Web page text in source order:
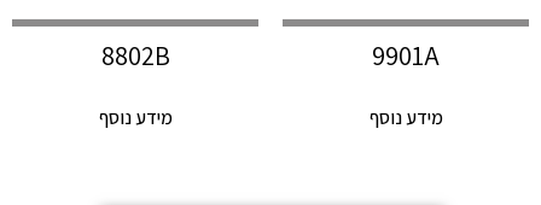
9901A
מידע נוסף
8802B
מידע נוסף